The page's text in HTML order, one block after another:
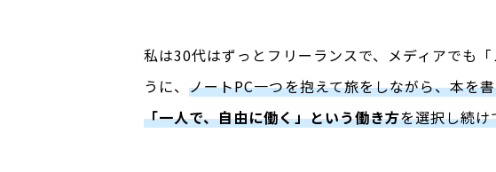
私は30代はずっとフリーランスで、メディアでも
うに、ノートPC一つを抱えて旅をしながら、本を
「一人で、自由に働く」という働き方を選択し続